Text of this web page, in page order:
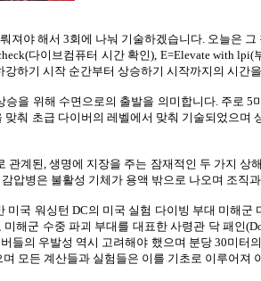
져야 해서 3회에 나눠 기술하겠습니다. 오늘은 그
다이브컴퓨터 시간 확인), E=Elevate with lpi(
강하기 시작 순간부터 상승하기 시작까지의 시간
승을 위해 수면으로의 출발을 의미합니다. 주로5
춰 초급 다이버의 레벨에서 맞춰 기술되었으며
관계된,생명에 지장을 주는 잠재적인 두 가지 상해
압병은 불활성 기체가 용액 밖으로 나오며 조직
미국 워싱턴 DC의 미국 실험 다이빙 부대 미해군
해군 수중 파괴 부대를 대표한 사령관 닥 패인
들의 우발성 역시 고려해야 했으며 분당30미터
며 모든 계산들과 실험들은 이를 기초로 이루어